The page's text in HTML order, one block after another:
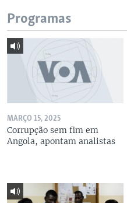
Programas
MARÇO 15, 2025
Corrupção sem fim em
Angola, apontam analistas